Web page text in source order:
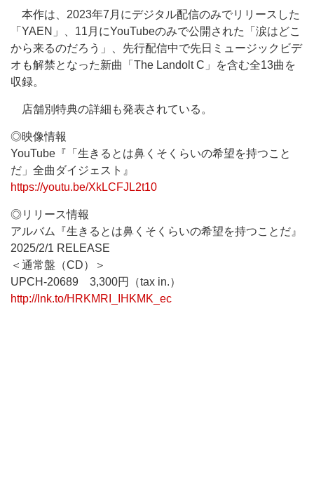
本作は、2023年7月にデジタル配信のみでリリースした
「YAEN」、11月にYouTubeのみで公開された「涙はどこ
から来るのだろう」、先行配信中で先日ミュージックビデ
オも解禁となった新曲「The Landolt C」を含む全13曲を
収録。
店舗別特典の詳細も発表されている。
◎映像情報
YouTube『「生きるとは鼻くそくらいの希望を持つこと
だ」全曲ダイジェスト』
https://youtu.be/XkLCFJL2t10
◎リリース情報
アルバム『生きるとは鼻くそくらいの希望を持つことだ』
2025/2/1 RELEASE
＜通常盤（CD）＞
UPCH-20689 3,300円（tax in.）
http://lnk.to/HRKMRI_IHKMK_ec